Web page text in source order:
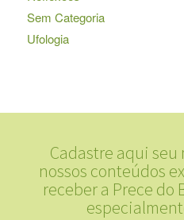
Sem Categoria
Ufologia
Cadastre aqui
nossos conteúdos
receber a Prece do